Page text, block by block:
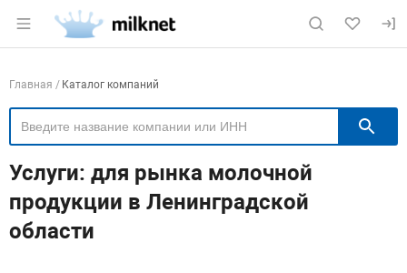
Раздел навигации по сайту milknet.ru
Навигация по компаниям
Главная Каталог компаний
Услуги: для рынка молочной
продукции в Ленинградской
области